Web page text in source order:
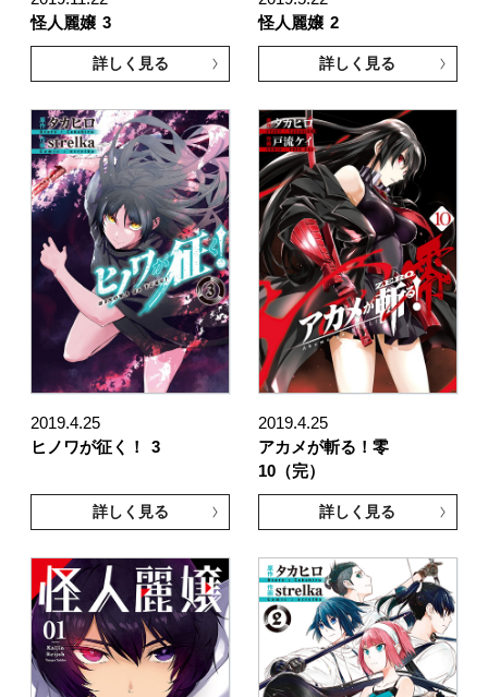
怪人麗嬢 3
詳しく見る
怪人麗嬢 2
詳しく見る
2019.4.25
ヒノワが征く！
3
詳しく見る
2019.4.25
アカメが斬る！零
10（完）
詳しく見る